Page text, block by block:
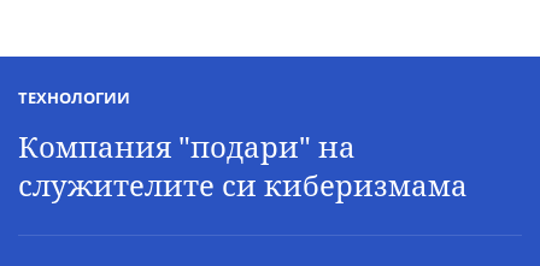
ТЕХНОЛОГИИ
Компания "подари" на
служителите си киберизмама